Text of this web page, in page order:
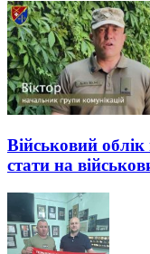
Військовий
стати на